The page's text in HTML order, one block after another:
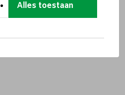
Alles toestaan